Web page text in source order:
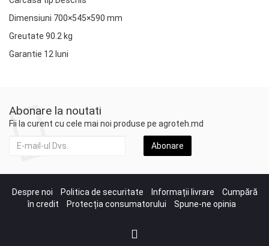
Dimensiuni 700×545×590 mm
Greutate 90.2 kg
Garantie 12 luni
Abonare la noutati
Fii la curent cu cele mai noi produse pe agroteh.md
Abonare
Despre noi Politica de securitate Informații livrare
Cumpără
în credit
Protecția consumatorului Spune-ne opinia